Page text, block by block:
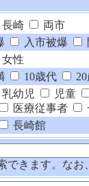
長崎
両市
入市被爆
女性
10歳代
乳幼児 児童
医療従事者
長崎館
きます。なお